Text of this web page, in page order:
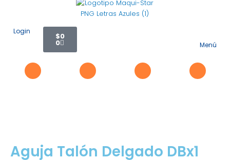
Login
$0
0
Carrito
Menú
Aguja Talón Delgado DBx1